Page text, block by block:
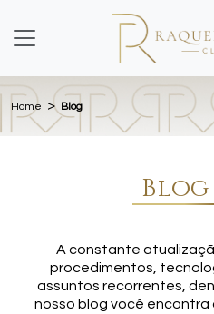
Home > Blog
Blog
A constante
procedimentos,
assuntos recorrentes,
nosso blog você